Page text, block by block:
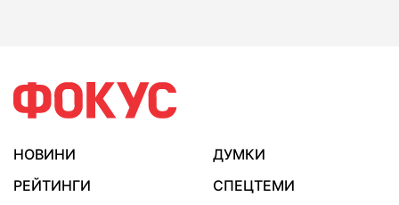
НОВИНИ
ДУМКИ
РЕЙТИНГИ
СПЕЦТЕМИ